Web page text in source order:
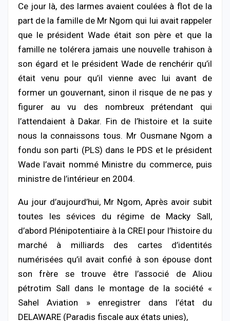
Ce jour là, des larmes avaient coulées à flot de la
part de la famille de Mr Ngom qui lui avait rappeler
que le président Wade était son père et que la
famille ne tolérera jamais une nouvelle trahison à
son égard et le président Wade de renchérir qu’il
était venu pour qu’il vienne avec lui avant de
former un gouvernant, sinon il risque de ne pas y
figurer au vu des nombreux prétendant qui
l’attendaient à Dakar. Fin de l’histoire et la suite
nous la connaissons tous. Mr Ousmane Ngom a
fondu son parti (PLS) dans le PDS et le président
Wade l’avait nommé Ministre du commerce, puis
ministre de l’intérieur en 2004.
Au jour d’aujourd’hui, Mr Ngom, Après avoir subit
toutes les sévices du régime de Macky Sall,
d’abord Plénipotentiaire à la CREI pour l’histoire du
marché à milliards des cartes d’identités
numérisées qu’il avait confié à son épouse dont
son frère se trouve être l’associé de Aliou
pétrotim Sall dans le montage de la société «
Sahel Aviation » enregistrer dans l’état du
DELAWARE (Paradis fiscale aux états unies),